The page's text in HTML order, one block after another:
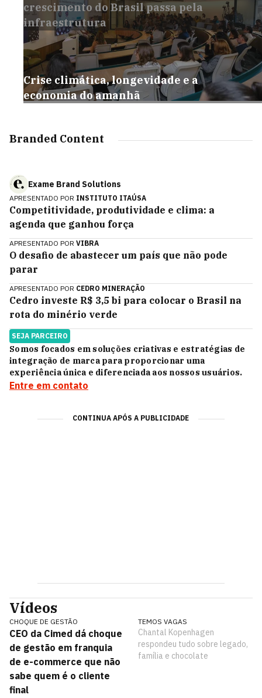
crescimento do Brasil passa pela
infraestrutura
Crise climática, longevidade e a
economia do amanhã
Branded Content
Exame Brand Solutions
APRESENTADO POR INSTITUTO ITAÚSA
Competitividade, produtividade e clima: a
agenda que ganhou força
APRESENTADO POR VIBRA
O desafio de abastecer um país que não pode
parar
APRESENTADO POR CEDRO MINERAÇÃO
Cedro investe R$ 3,5 bi para colocar o Brasil na
rota do minério verde
SEJA PARCEIRO
Somos focados em soluções criativas e estratégias de
integração de marca para proporcionar uma
experiência única e diferenciada aos nossos usuários.
Entre em contato
CONTINUA APÓS A PUBLICIDADE
Vídeos
CHOQUE DE GESTÃO
CEO da Cimed dá choque
de gestão em franquia
de e-commerce que não
sabe quem é o cliente
final
TEMOS VAGAS
Chantal Kopenhagen
respondeu tudo sobre legado,
família e chocolate